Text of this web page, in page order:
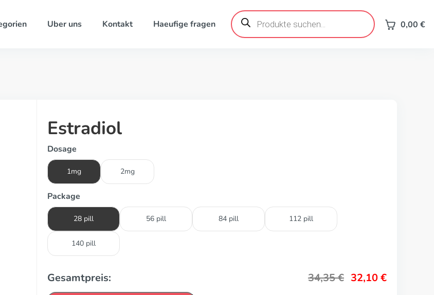
Uber uns Kontakt Haeufige fragen
Products
search 0,00 €
Estradiol
Dosage
1mg 2mg
Package
28 pill 56 pill 84 pill 112 pill
140 pill
Gesamtpreis: 34,35€ 32,10€